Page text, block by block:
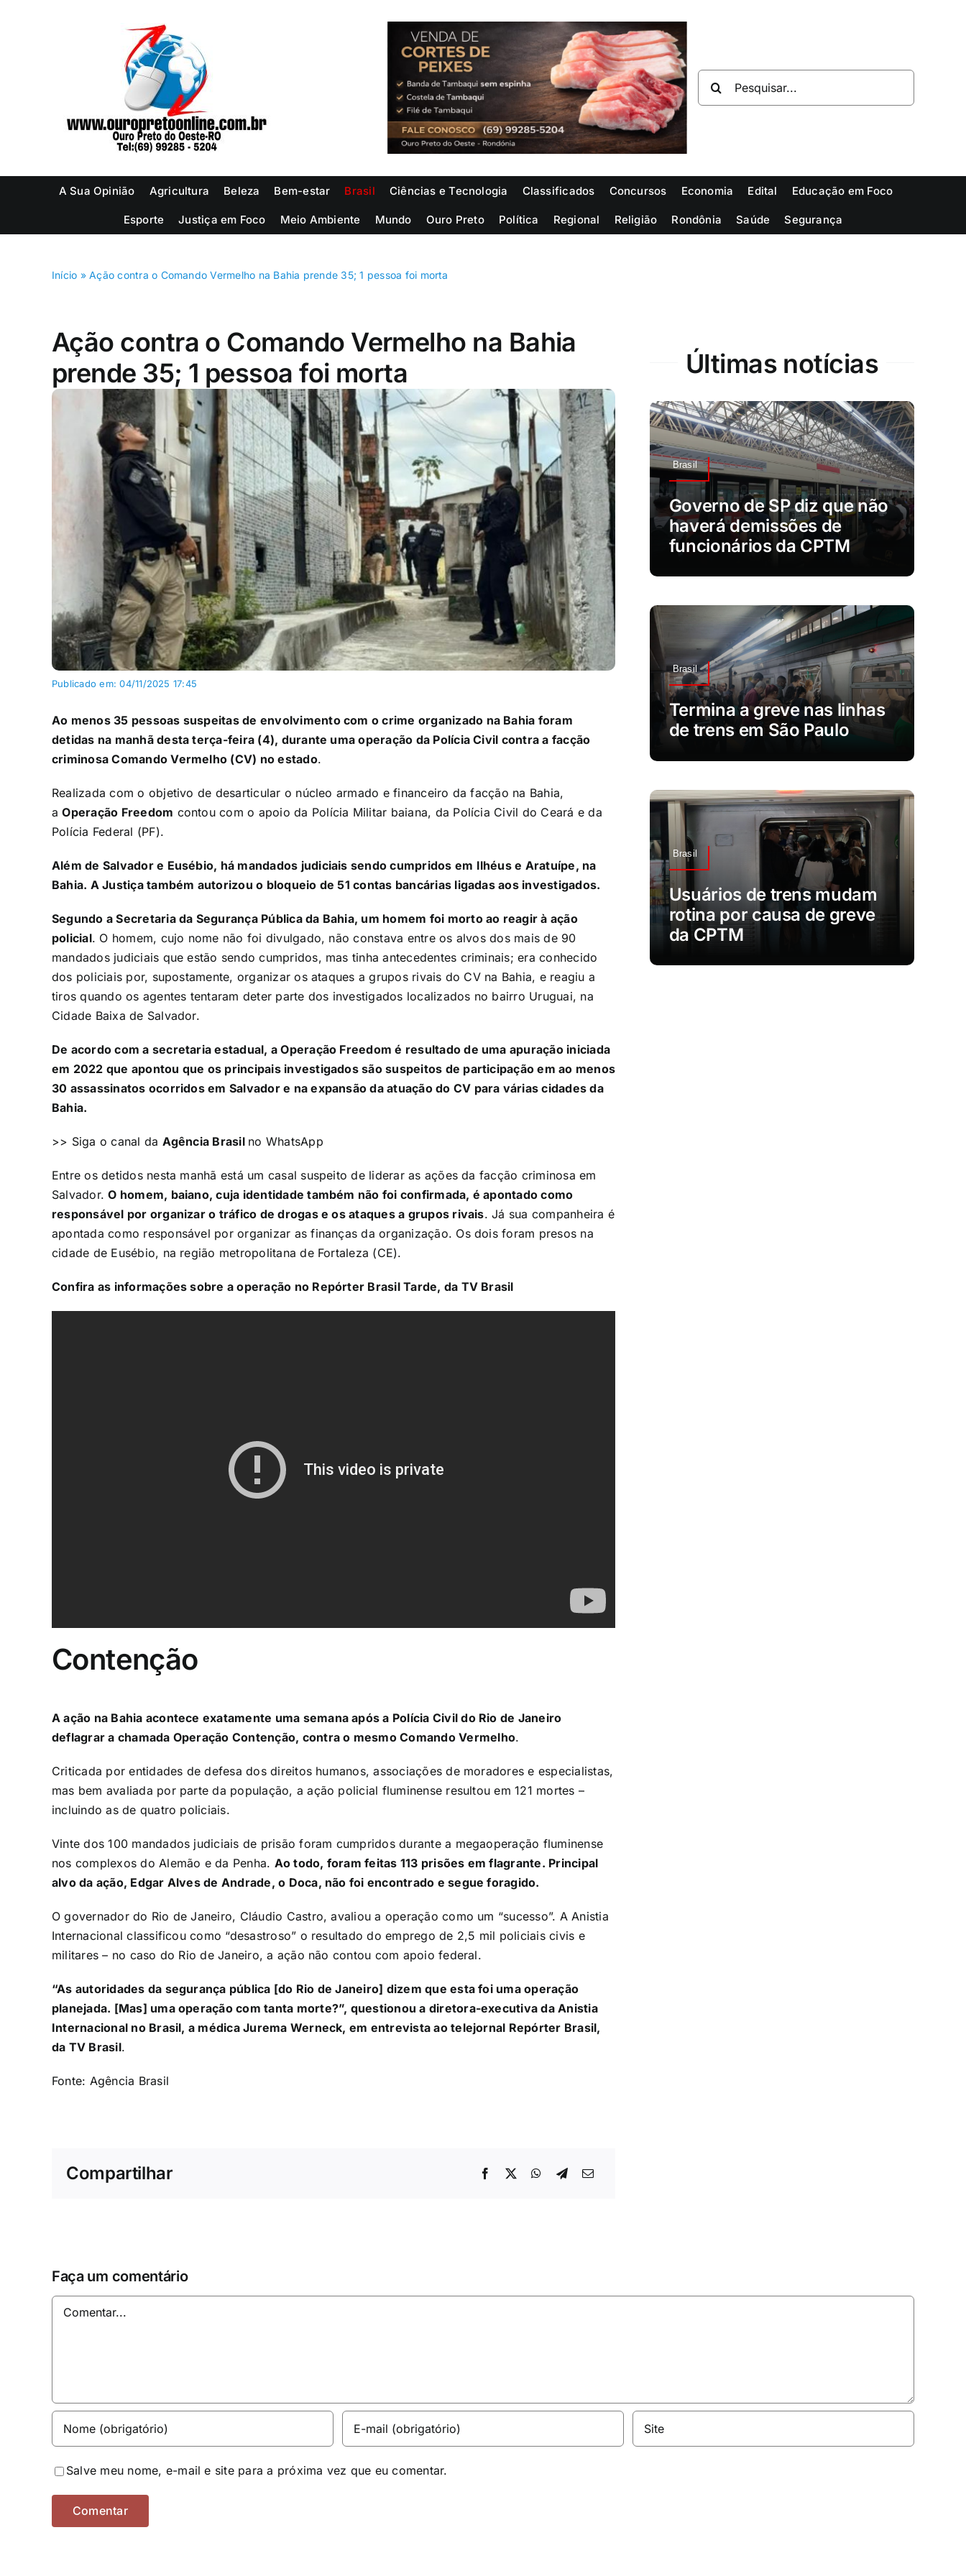
resultados
A Sua Opinião Agricultura Beleza Bem-estar Brasil Ciências e Tecnologia Classificados Concursos Economia Edital Educação em Foco
Esporte Justiça em Foco Meio Ambiente Mundo Ouro Preto Política Regional Religião Rondônia Saúde Segurança
Início »Ação contra o Comando Vermelho na Bahia prende 35; 1 pessoa foi morta
Ação contra o Comando Vermelho na Bahia
prende 35; 1 pessoa foi morta
Publicado em: 04/11/2025 17:45
Ao menos 35 pessoas suspeitas de envolvimento com o crime organizado na Bahia foram
detidas na manhã desta terça-feira (4), durante uma operação da Polícia Civil contra a facção
criminosa Comando Vermelho (CV) no estado.
Realizada com o objetivo de desarticular o núcleo armado e financeiro da facção na Bahia,
aOperação Freedom contou com o apoio da Polícia Militar baiana, da Polícia Civil do Ceará e da
Polícia Federal (PF).
Além de Salvador e Eusébio, há mandados judiciais sendo cumpridos em Ilhéus e Aratuípe, na
Bahia. A Justiça também autorizou o bloqueio de 51 contas bancárias ligadas aos investigados.
Segundo a Secretaria da Segurança Pública da Bahia, um homem foi morto ao reagir à ação
policial. O homem, cujo nome não foi divulgado, não constava entre os alvos dos mais de 90
mandados judiciais que estão sendo cumpridos, mas tinha antecedentes criminais; era conhecido
dos policiais por, supostamente, organizar os ataques a grupos rivais do CV na Bahia, e reagiu a
tiros quando os agentes tentaram deter parte dos investigados localizados no bairro Uruguai, na
Cidade Baixa de Salvador.
De acordo com a secretaria estadual, a Operação Freedom é resultado de uma apuração iniciada
em 2022 que apontou que os principais investigados são suspeitos de participação em ao menos
30 assassinatos ocorridos em Salvador e na expansão da atuação do CV para várias cidades da
Bahia.
>> Siga o canal da Agência Brasil no WhatsApp
Entre os detidos nesta manhã está um casal suspeito de liderar as ações da facção criminosa em
Salvador.O homem, baiano, cuja identidade também não foi confirmada, é apontado como
responsável por organizar o tráfico de drogas e os ataques a grupos rivais. Já sua companheira é
apontada como responsável por organizar as finanças da organização. Os dois foram presos na
cidade de Eusébio, na região metropolitana de Fortaleza (CE).
Confira as informações sobre a operação no Repórter Brasil Tarde, da TV Brasil
Contenção
A ação na Bahia acontece exatamente uma semana após a Polícia Civil do Rio de Janeiro
deflagrar a chamada Operação Contenção, contra o mesmo Comando Vermelho.
Criticada por entidades de defesa dos direitos humanos, associações de moradores e especialistas,
mas bem avaliada por parte da população, a ação policial fluminense resultou em 121 mortes –
incluindo as de quatro policiais.
Vinte dos 100 mandados judiciais de prisão foram cumpridos durante a megaoperação fluminense
nos complexos do Alemão e da Penha. Ao todo, foram feitas 113 prisões em flagrante. Principal
alvo da ação, Edgar Alves de Andrade, o Doca, não foi encontrado e segue foragido.
O governador do Rio de Janeiro, Cláudio Castro, avaliou a operação como um “sucesso”. A Anistia
Internacional classificou como “desastroso” o resultado do emprego de 2,5 mil policiais civis e
militares – no caso do Rio de Janeiro, a ação não contou com apoio federal.
“As autoridades da segurança pública [do Rio de Janeiro] dizem que esta foi uma operação
planejada. [Mas] uma operação com tanta morte?”, questionou a diretora-executiva da Anistia
Internacional no Brasil, a médica Jurema Werneck, em entrevista ao telejornal Repórter Brasil,
da TV Brasil.
Fonte: Agência Brasil
Compartilhar
Últimas notícias
Brasil
Governo de SP diz que não
haverá demissões de
funcionários da CPTM
Brasil
Termina a greve nas linhas
de trens em São Paulo
Brasil
Usuários de trens mudam
rotina por causa de greve
da CPTM
Faça um comentário
Comentar
Salve meu nome, e-mail e site para a próxima vez que eu comentar.